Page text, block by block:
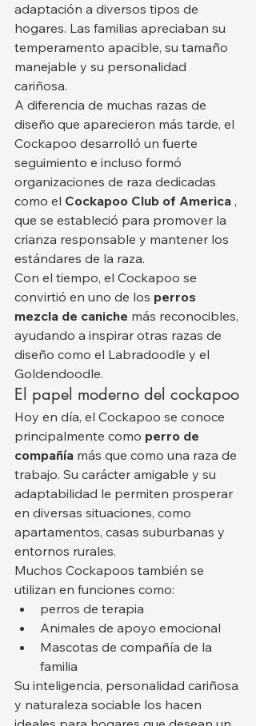
adaptación a diversos tipos de
hogares. Las familias apreciaban su
temperamento apacible, su tamaño
manejable y su personalidad
cariñosa.
A diferencia de muchas razas de
diseño que aparecieron más tarde, el
Cockapoo desarrolló un fuerte
seguimiento e incluso formó
organizaciones de raza dedicadas
como el Cockapoo Club of America ,
que se estableció para promover la
crianza responsable y mantener los
estándares de la raza.
Con el tiempo, el Cockapoo se
convirtió en uno de los perros
mezcla de caniche más reconocibles,
ayudando a inspirar otras razas de
diseño como el Labradoodle y el
Goldendoodle.
El papel moderno del cockapoo
Hoy en día, el Cockapoo se conoce
principalmente como perro de
compañía más que como una raza de
trabajo. Su carácter amigable y su
adaptabilidad le permiten prosperar
en diversas situaciones, como
apartamentos, casas suburbanas y
entornos rurales.
Muchos Cockapoos también se
utilizan en funciones como:
perros de terapia
Animales de apoyo emocional
Mascotas de compañía de la
familia
Su inteligencia, personalidad cariñosa
y naturaleza sociable los hacen